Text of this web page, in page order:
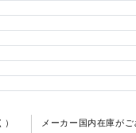
メーカー国内在庫が